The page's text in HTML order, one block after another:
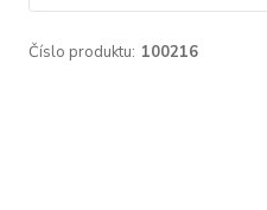
Číslo produktu: 100216